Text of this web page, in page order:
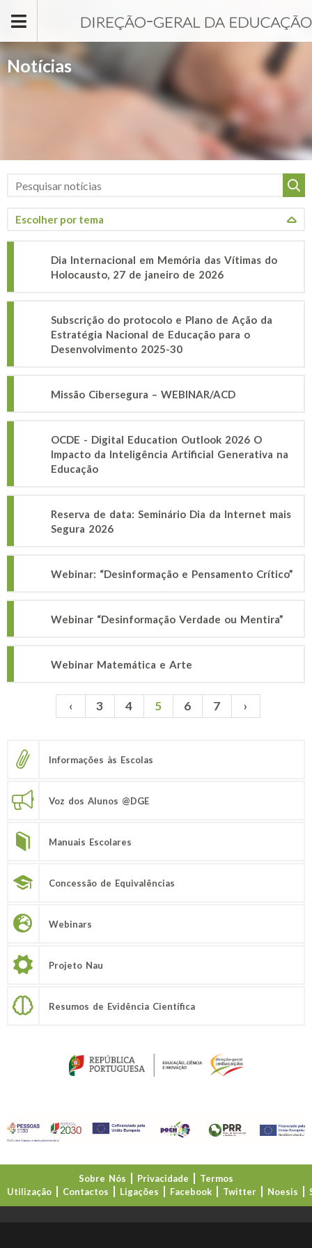
Notícias
Dia Internacional em Memória das Vítimas do
Holocausto, 27 de janeiro de 2026
Subscrição do protocolo e Plano de Ação da
Estratégia Nacional de Educação para o
Desenvolvimento 2025-30
Missão Cibersegura – WEBINAR/ACD
OCDE - Digital Education Outlook 2026 O
Impacto da Inteligência Artificial Generativa na
Educação
Reserva de data: Seminário Dia da Internet mais
Segura 2026
Webinar: “Desinformação e Pensamento Crítico”
Webinar “Desinformação Verdade ou Mentira”
Webinar Matemática e Arte
Páginas ‹ 3 4 5 6 7 ›
Informações às Escolas
Voz dos Alunos @DGE
Manuais Escolares
Concessão de Equivalências
Webinars
Projeto Nau
Resumos de Evidência Científica
Sobre Nós Privacidade
Termos
Utilização
Contactos Ligações Facebook Twitter Noesis